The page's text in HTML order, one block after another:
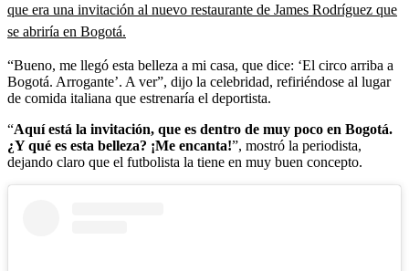
que era una invitación al nuevo restaurante de James Rodríguez que
se abriría en Bogotá.
“Bueno, me llegó esta belleza a mi casa, que dice: ‘El circo arriba a
Bogotá. Arrogante’. A ver”, dijo la celebridad, refiriéndose al lugar
de comida italiana que estrenaría el deportista.
“Aquí está la invitación, que es dentro de muy poco en Bogotá.
¿Y qué es esta belleza? ¡Me encanta!”, mostró la periodista,
dejando claro que el futbolista la tiene en muy buen concepto.